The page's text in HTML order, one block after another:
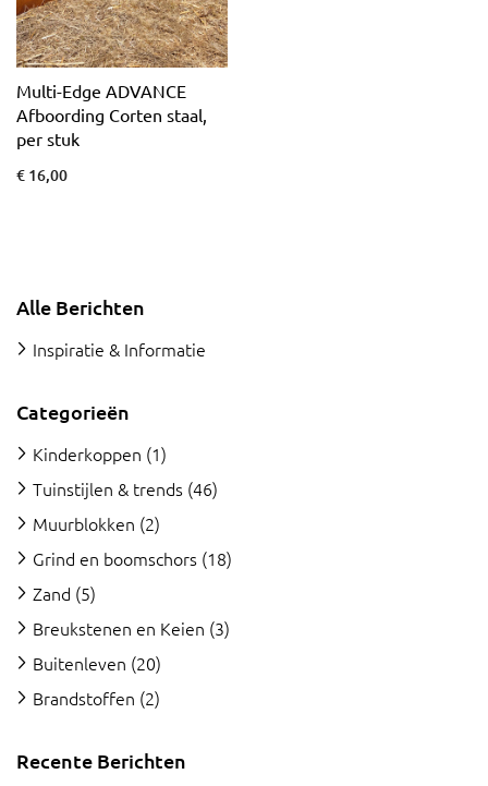
Multi-Edge ADVANCE
Afboording Corten staal,
per stuk
€ 16,00
Alle Berichten
Inspiratie & Informatie
Categorieën
Kinderkoppen (1)
Tuinstijlen & trends (46)
Muurblokken (2)
Grind en boomschors (18)
Zand (5)
Breukstenen en Keien (3)
Buitenleven (20)
Brandstoffen (2)
Recente Berichten